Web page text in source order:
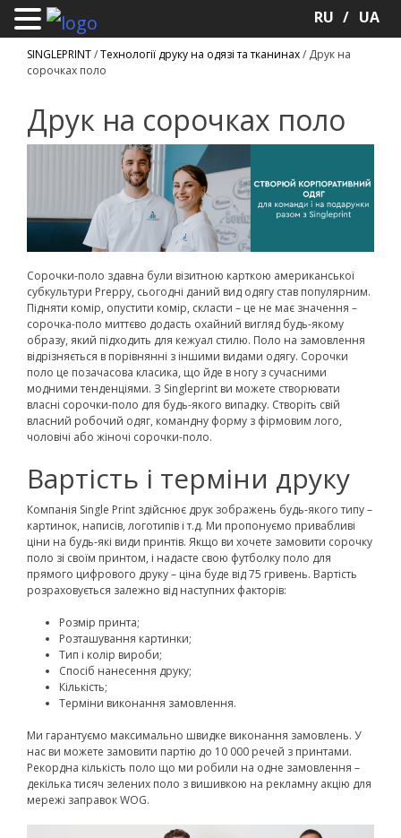
RU UA
SINGLEPRINT/Технології друку на одязі та тканинах/ Друк на
сорочках поло
Друк на сорочках поло
Сорочки-поло здавна були візитною карткою американської
субкультури Preppy, сьогодні даний вид одягу став популярним.
Підняти комір, опустити комір, скласти – це не має значення –
сорочка-поло миттєво додасть охайний вигляд будь-якому
образу, який підходить для кежуал стилю. Поло на замовлення
відрізняється в порівнянні з іншими видами одягу. Сорочки
поло це позачасова класика, що йде в ногу з сучасними
модними тенденціями. З Singleprint ви можете створювати
власні сорочки-поло для будь-якого випадку. Створіть свій
власний робочий одяг, командну форму з фірмовим лого,
чоловічі або жіночі сорочки-поло.
Вартість і терміни друку
Компанія Single Print здійснює друк зображень будь-якого типу –
картинок, написів, логотипів і т.д. Ми пропонуємо привабливі
ціни на будь-які види принтів. Якщо ви хочете замовити сорочку
поло зі своїм принтом, і надасте свою футболку поло для
прямого цифрового друку – ціна буде від 75 гривень. Вартість
розраховується залежно від наступних факторів:
Розмір принта;
Розташування картинки;
Тип і колір вироби;
Спосіб нанесення друку;
Кількість;
Терміни виконання замовлення.
Ми гарантуємо максимально швидке виконання замовлень. У
нас ви можете замовити партію до 10 000 речей з принтами.
Рекордна кількість поло що ми робили на одне замовлення –
декілька тисяч зелених поло з вишивкою на рекламну акцію для
мережі заправок WOG.